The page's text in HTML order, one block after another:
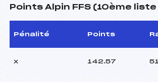
Points Alpin FFS (10ème liste
Pénalité Points
x 142.57